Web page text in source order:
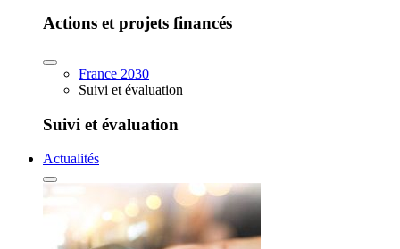
Actions et projets financés
France 2030
Suivi et évaluation
Suivi et évaluation
Actualités